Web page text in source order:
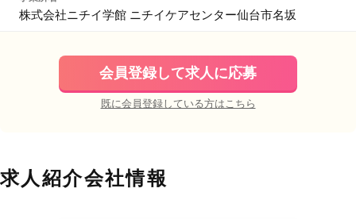
株式会社ニチイ学館 ニチイケアセンター仙台市名坂
会員登録して求人に応募
既に会員登録している方はこちら
求人紹介会社情報